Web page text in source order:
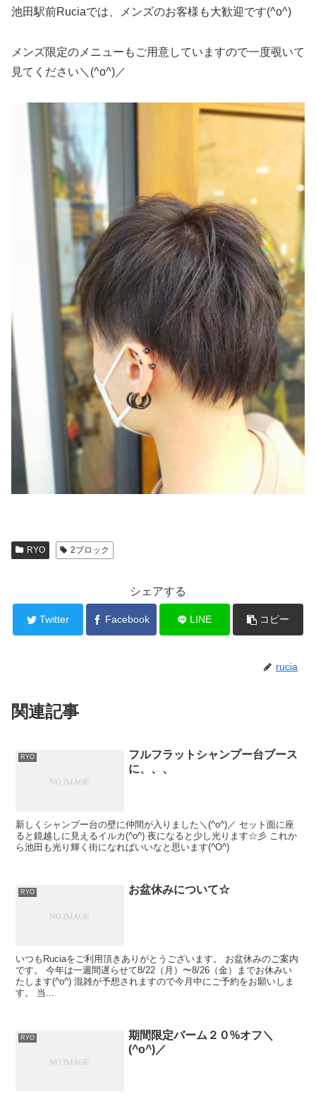
池田駅前Ruciaでは、メンズのお客様も大歓迎です(^o^)
メンズ限定のメニューもご用意していますので一度覗いて
見てください＼(^o^)／
RYO 2ブロック
シェアする
Twitter Facebook LINE コピー
rucia
関連記事
RYO
フルフラットシャンプー台ブース
に、、、
新しくシャンプー台の壁に仲間が入りました＼(^o^)／ セット面に座
ると鏡越しに見えるイルカ(^o^) 夜になると少し光ります☆彡 これか
ら池田も光り輝く街になればいいなと思います(^O^)
RYO お盆休みについて☆
いつもRuciaをご利用頂きありがとうございます。 お盆休みのご案内
です。 今年は一週間遅らせて8/22（月）〜8/26（金）までお休みい
たします(^o^) 混雑が予想されますので今月中にご予約をお願いしま
す。 当...
RYO
期間限定バーム２０%オフ＼
(^o^)／